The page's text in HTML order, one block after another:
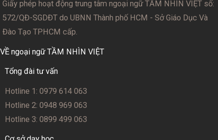
Giấy phép hoạt động trung tâm ngoại ngữ TẦM NHÌN VIỆT số:
572/QĐ-SGDĐT do UBNN Thành phố HCM - Sở Giáo Dục Và
Đào Tạo TPHCM cấp.
VỀ ngoại ngữ TẦM NHÌN VIỆT
Tổng đài tư vấn
Hotline 1: 0979 614 063
Hotline 2: 0948 969 063
Hotline 3: 0899 499 063